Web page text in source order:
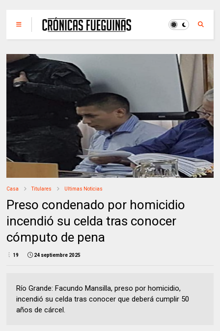
Casa Titulares Ultimas Noticias
Preso condenado por homicidio
incendió su celda tras conocer
cómputo de pena
19 24 septiembre 2025
Río Grande: Facundo Mansilla, preso por homicidio,
incendió su celda tras conocer que deberá cumplir 50
años de cárcel.